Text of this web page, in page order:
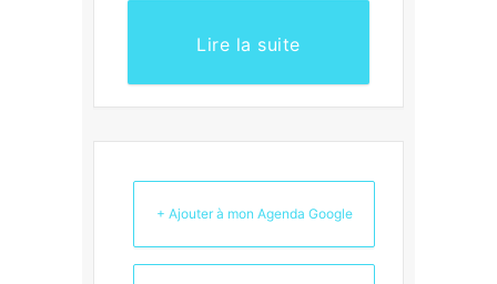
Lire la suite
+ Ajouter à mon Agenda Google